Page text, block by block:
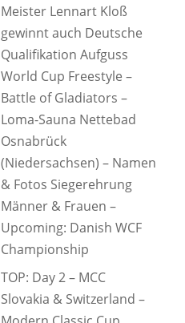
Meister Lennart Kloß
gewinnt auch Deutsche
Qualifikation Aufguss
World Cup Freestyle –
Battle of Gladiators –
Loma-Sauna Nettebad
Osnabrück
(Niedersachsen) – Namen
& Fotos Siegerehrung
Männer & Frauen –
Upcoming: Danish WCF
Championship
TOP: Day 2 – MCC
Slovakia & Switzerland –